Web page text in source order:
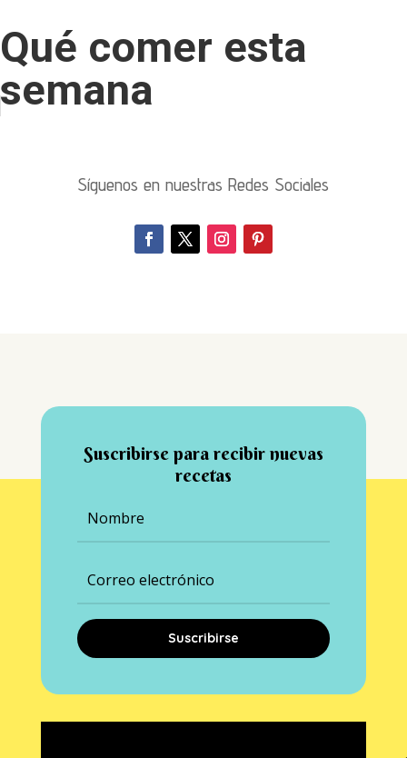
Qué comer esta
semana
Síguenos en nuestras Redes Sociales
Suscribirse para recibir nuevas
recetas
Suscribirse